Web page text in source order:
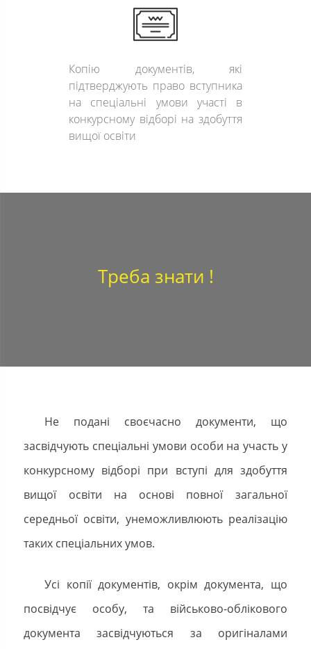
Копію документів, які
підтверджують право вступника
на спеціальні умови участі в
конкурсному відборі на здобуття
вищої освіти
Треба знати !
Не подані своєчасно документи, що
засвідчують спеціальні умови особи на участь у
конкурсному відборі при вступі для здобуття
вищої освіти на основі повної загальної
середньої освіти, унеможливлюють реалізацію
таких спеціальних умов.
Усі копії документів, окрім документа, що
посвідчує особу, та військово-облікового
документа засвідчуються за оригіналами